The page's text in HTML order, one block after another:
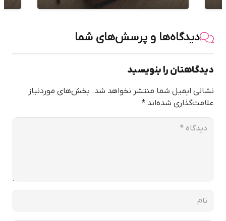
دیدگاه‌ها و پرسش‌های شما
دیدگاهتان را بنویسید
نشانی ایمیل شما منتشر نخواهد شد. بخش‌های موردنیاز
علامت‌گذاری شده‌اند *